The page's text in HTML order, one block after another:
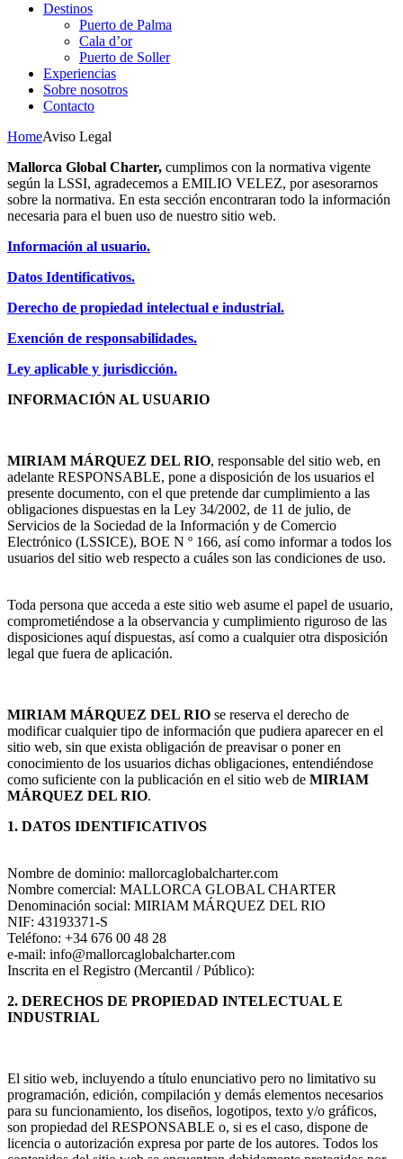
Destinos
Puerto de Palma
Cala d’or
Puerto de Soller
Experiencias
Sobre nosotros
Contacto
HomeAviso Legal
Mallorca Global Charter, cumplimos con la normativa vigente
según la LSSI, agradecemos a EMILIO VELEZ, por asesorarnos
sobre la normativa. En esta sección encontraran todo la información
necesaria para el buen uso de nuestro sitio web.
Información al usuario.
Datos Identificativos.
Derecho de propiedad intelectual e industrial.
Exención de responsabilidades.
Ley aplicable y jurisdicción.
INFORMACIÓN AL USUARIO
MIRIAM MÁRQUEZ DEL RIO, responsable del sitio web, en
adelante RESPONSABLE, pone a disposición de los usuarios el
presente documento, con el que pretende dar cumplimiento a las
obligaciones dispuestas en la Ley 34/2002, de 11 de julio, de
Servicios de la Sociedad de la Información y de Comercio
Electrónico (LSSICE), BOE N º 166, así como informar a todos los
usuarios del sitio web respecto a cuáles son las condiciones de uso.
Toda persona que acceda a este sitio web asume el papel de usuario,
comprometiéndose a la observancia y cumplimiento riguroso de las
disposiciones aquí dispuestas, así como a cualquier otra disposición
legal que fuera de aplicación.
MIRIAM MÁRQUEZ DEL RIO se reserva el derecho de
modificar cualquier tipo de información que pudiera aparecer en el
sitio web, sin que exista obligación de preavisar o poner en
conocimiento de los usuarios dichas obligaciones, entendiéndose
como suficiente con la publicación en el sitio web de MIRIAM
MÁRQUEZ DEL RIO.
1. DATOS IDENTIFICATIVOS
Nombre de dominio: mallorcaglobalcharter.com
Nombre comercial: MALLORCA GLOBAL CHARTER
Denominación social: MIRIAM MÁRQUEZ DEL RIO
NIF: 43193371-S
Teléfono: +34 676 00 48 28
e-mail: info@mallorcaglobalcharter.com
Inscrita en el Registro (Mercantil / Público):
2. DERECHOS DE PROPIEDAD INTELECTUAL E
INDUSTRIAL
El sitio web, incluyendo a título enunciativo pero no limitativo su
programación, edición, compilación y demás elementos necesarios
para su funcionamiento, los diseños, logotipos, texto y/o gráficos,
son propiedad del RESPONSABLE o, si es el caso, dispone de
licencia o autorización expresa por parte de los autores. Todos los